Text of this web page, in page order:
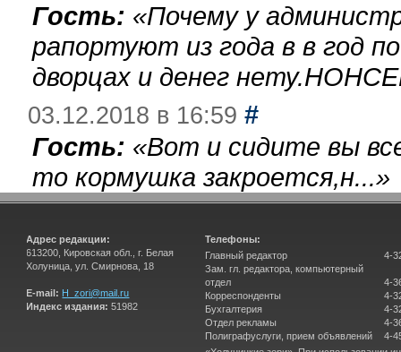
Гость: «Почему у
рапортуют из года в в год
дворцах и денег
03.12.2018 в 16:59 #
Гость: «Вот и сидите вы
то кормушка закроется,н...»
Адрес редакции:
613200, Кировская обл., г. Белая
Холуница, ул. Смирнова, 18
E-mail: H_zori@mail.ru
Индекс издания: 51982
Телефоны:
Главный редактор
Зам. гл. редактора, компьютерный
отдел
Корреспонденты
Бухгалтерия
Отдел рекламы
Полиграфуслуги, прием объявлений
4-
4-
4-
4-
4-
4-